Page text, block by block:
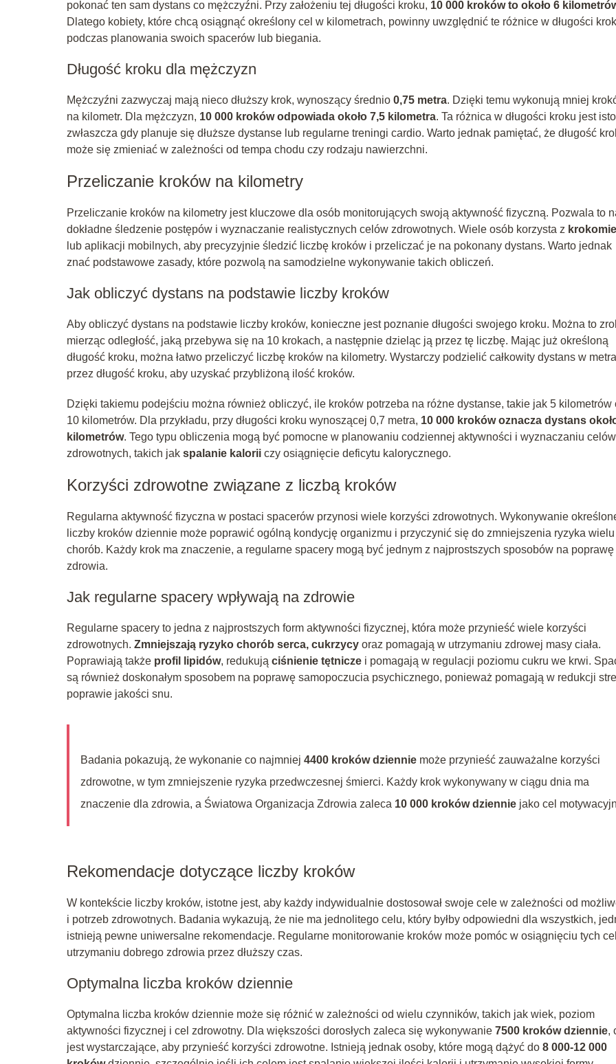
pokonać ten sam dystans co mężczyźni. Przy założeniu tej długości kroku, 10 000 kroków to około 6
Dlatego kobiety, które chcą osiągnąć określony cel w kilometrach, powinny uwzględnić te różnice w długości
podczas planowania swoich spacerów lub biegania.
Długość kroku dla mężczyzn
Mężczyźni zazwyczaj mają nieco dłuższy krok, wynoszący średnio 0,75 metra. Dzięki temu wykonują mniej
na kilometr. Dla mężczyzn, 10 000 kroków odpowiada około 7,5 kilometra. Ta różnica w długości kroku jest
zwłaszcza gdy planuje się dłuższe dystanse lub regularne treningi cardio. Warto jednak pamiętać, że długość
może się zmieniać w zależności od tempa chodu czy rodzaju nawierzchni.
Przeliczanie kroków na kilometry
Przeliczanie kroków na kilometry jest kluczowe dla osób monitorujących swoją aktywność fizyczną. Pozwala to
dokładne śledzenie postępów i wyznaczanie realistycznych celów zdrowotnych. Wiele osób korzysta z
lub aplikacji mobilnych, aby precyzyjnie śledzić liczbę kroków i przeliczać je na pokonany dystans. Warto jednak
znać podstawowe zasady, które pozwolą na samodzielne wykonywanie takich obliczeń.
Jak obliczyć dystans na podstawie liczby kroków
Aby obliczyć dystans na podstawie liczby kroków, konieczne jest poznanie długości swojego kroku. Można to
mierząc odległość, jaką przebywa się na 10 krokach, a następnie dzieląc ją przez tę liczbę. Mając już określoną
długość kroku, można łatwo przeliczyć liczbę kroków na kilometry. Wystarczy podzielić całkowity dystans w
przez długość kroku, aby uzyskać przybliżoną ilość kroków.
Dzięki takiemu podejściu można również obliczyć, ile kroków potrzeba na różne dystanse, takie jak 5 kilometrów
10 kilometrów. Dla przykładu, przy długości kroku wynoszącej 0,7 metra, 10 000 kroków oznacza dystans
kilometrów. Tego typu obliczenia mogą być pomocne w planowaniu codziennej aktywności i wyznaczaniu celów
zdrowotnych, takich jak spalanie kalorii czy osiągnięcie deficytu kalorycznego.
Korzyści zdrowotne związane z liczbą kroków
Regularna aktywność fizyczna w postaci spacerów przynosi wiele korzyści zdrowotnych. Wykonywanie
liczby kroków dziennie może poprawić ogólną kondycję organizmu i przyczynić się do zmniejszenia ryzyka wielu
chorób. Każdy krok ma znaczenie, a regularne spacery mogą być jednym z najprostszych sposobów na poprawę
zdrowia.
Jak regularne spacery wpływają na zdrowie
Regularne spacery to jedna z najprostszych form aktywności fizycznej, która może przynieść wiele korzyści
zdrowotnych. Zmniejszają ryzyko chorób serca, cukrzycy oraz pomagają w utrzymaniu zdrowej masy ciała.
Poprawiają także profil lipidów, redukują ciśnienie tętnicze i pomagają w regulacji poziomu cukru we krwi.
są również doskonałym sposobem na poprawę samopoczucia psychicznego, ponieważ pomagają w redukcji
poprawie jakości snu.
Badania pokazują, że wykonanie co najmniej 4400 kroków dziennie może przynieść zauważalne korzyści
zdrowotne, w tym zmniejszenie ryzyka przedwczesnej śmierci. Każdy krok wykonywany w ciągu dnia ma
znaczenie dla zdrowia, a Światowa Organizacja Zdrowia zaleca 10 000 kroków dziennie jako cel
Rekomendacje dotyczące liczby kroków
W kontekście liczby kroków, istotne jest, aby każdy indywidualnie dostosował swoje cele w zależności od
i potrzeb zdrowotnych. Badania wykazują, że nie ma jednolitego celu, który byłby odpowiedni dla wszystkich,
istnieją pewne uniwersalne rekomendacje. Regularne monitorowanie kroków może pomóc w osiągnięciu tych
utrzymaniu dobrego zdrowia przez dłuższy czas.
Optymalna liczba kroków dziennie
Optymalna liczba kroków dziennie może się różnić w zależności od wielu czynników, takich jak wiek, poziom
aktywności fizycznej i cel zdrowotny. Dla większości dorosłych zaleca się wykonywanie 7500 kroków dziennie,
jest wystarczające, aby przynieść korzyści zdrowotne. Istnieją jednak osoby, które mogą dążyć do 8 000-12 000